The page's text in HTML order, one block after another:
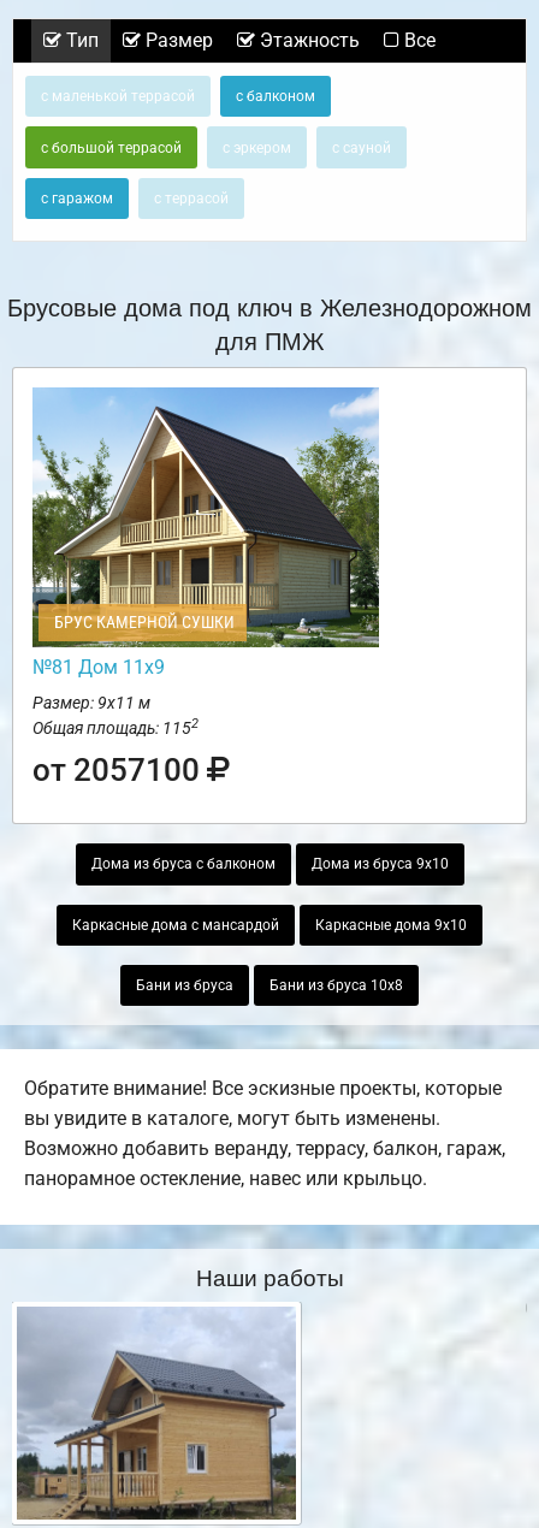
Тип Размер Этажность Все
с маленькой террасой с балконом
с большой террасой с эркером с сауной
с гаражом с террасой
Брусовые дома под ключ в Железнодорожном
для ПМЖ
БРУС КАМЕРНОЙ СУШКИ
№81 Дом 11х9
Размер: 9х11 м
Общая площадь: 1152
от 2057100
Дома из бруса с балконом Дома из бруса 9х10
Каркасные дома с мансардой Каркасные дома 9х10
Бани из бруса Бани из бруса 10х8
Обратите внимание! Все эскизные проекты, которые
вы увидите в каталоге, могут быть изменены.
Возможно добавить веранду, террасу, балкон, гараж,
панорамное остекление, навес или крыльцо.
Наши работы